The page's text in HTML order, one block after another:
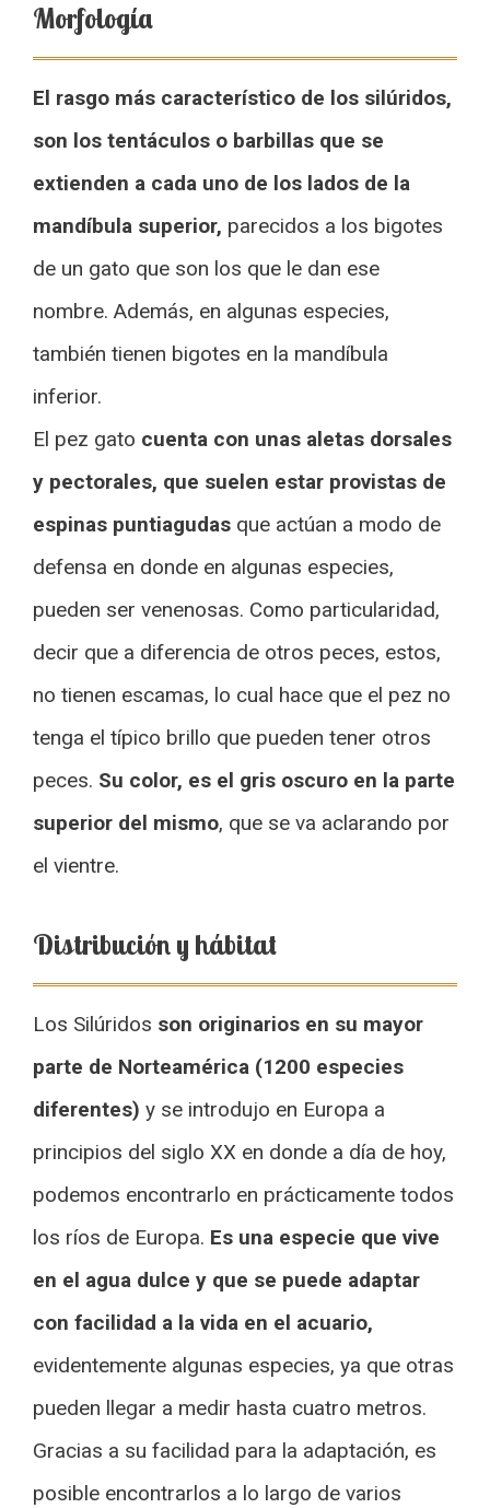
Morfología
El rasgo más característico de los silúridos,
son los tentáculos o barbillas que se
extienden a cada uno de los lados de la
mandíbula superior, parecidos a los bigotes
de un gato que son los que le dan ese
nombre. Además, en algunas especies,
también tienen bigotes en la mandíbula
inferior.
El pez gato cuenta con unas aletas dorsales
y pectorales, que suelen estar provistas de
espinas puntiagudas que actúan a modo de
defensa en donde en algunas especies,
pueden ser venenosas. Como particularidad,
decir que a diferencia de otros peces, estos,
no tienen escamas, lo cual hace que el pez no
tenga el típico brillo que pueden tener otros
peces. Su color, es el gris oscuro en la parte
superior del mismo, que se va aclarando por
el vientre.
Distribución y hábitat
Los Silúridos son originarios en su mayor
parte de Norteamérica (1200 especies
diferentes) y se introdujo en Europa a
principios del siglo XX en donde a día de hoy,
podemos encontrarlo en prácticamente todos
los ríos de Europa. Es una especie que vive
en el agua dulce y que se puede adaptar
con facilidad a la vida en el acuario,
evidentemente algunas especies, ya que otras
pueden llegar a medir hasta cuatro metros.
Gracias a su facilidad para la adaptación, es
posible encontrarlos a lo largo de varios